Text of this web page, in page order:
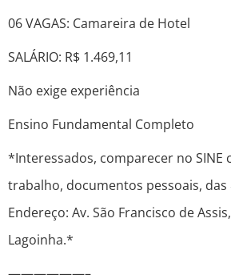
06 VAGAS: Camareira de Hotel
SALÁRIO: R$ 1.469,11
Não exige experiência
Ensino Fundamental Completo
*Interessados, comparecer no SINE
trabalho, documentos pessoais, das
Endereço: Av. São Francisco de
Lagoinha.*
——————–